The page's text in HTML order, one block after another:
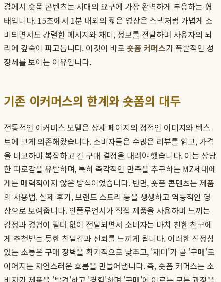
경에서 숏폼 콘텐츠는 시대의 요구에 가장 완벽하게 부응하는 형
태입니다. 15초에서 1분 내외의 짧은 영상은 스낵처럼 가볍게 소
비되면서도 강렬한 메시지와 재미, 정보를 전달하며 사용자의 뇌
리에 깊숙이 파고듭니다. 이것이 바로 숏폼 커머스가 폭발적인 성
장세를 보이는 이유입니다.
기존 이커머스의 한계와 숏폼의 대두
전통적인 이커머스 모델은 상세 페이지의 정적인 이미지와 텍스
트에 크게 의존해왔습니다. 소비자들은 수많은 리뷰를 읽고, 가격
을 비교하며 복잡하고 긴 구매 결정을 내려야 했습니다. 이는 상당
한 피로감을 유발하며, 특히 즉각적인 만족을 추구하는 MZ세대에
게는 매력적이지 않은 방식이었습니다. 반면, 숏폼 콘텐츠는 제품
의 사용법, 실제 후기, 브랜드 스토리 등을 생생하고 역동적인 영
상으로 보여줍니다. 인플루언서가 직접 제품을 사용하며 느끼는
감정과 경험이 필터 없이 전달되면서 소비자는 마치 친한 친구에
게 추천받는 듯한 친밀감과 신뢰를 느끼게 됩니다. 이러한 진정성
있는 소통은 구매 장벽을 획기적으로 낮추고, '재미'가 곧 '구매'로
이어지는 자연스러운 흐름을 만들어냅니다. 즉, 숏폼 커머스는 소
비자가 제품을 '발견'하고 '경험'하며 '구매'에 이르는 모든 과정을